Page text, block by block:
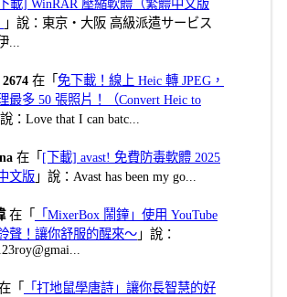
[下載] WinRAR 壓縮軟體（繁體中文版
」說：東京・大阪 高級派遣サービス
...
在「免下載！線上 Heic 轉 JPEG，
最多 50 張照片！（Convert Heic to
說：Love that I can batc...
在「 [下載] avast! 免費防毒軟體 2025
文版 」說：Avast has been my go...
在「
「MixerBox 鬧鐘」使用 YouTube
聲！讓你舒服的醒來～ 」說：
「
「打地鼠學唐詩」讓你長智慧的好